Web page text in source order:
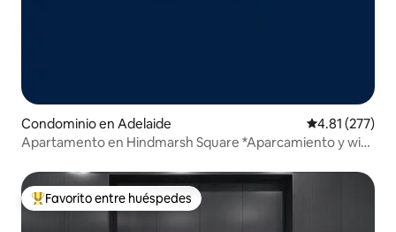
Condominio en Adelaide Calificación
4.81 (277)
Apartamento en Hindmarsh Square *Aparcamiento y wifi
De los mejores en Favorito entre huéspedes
Favorito entre huéspedes